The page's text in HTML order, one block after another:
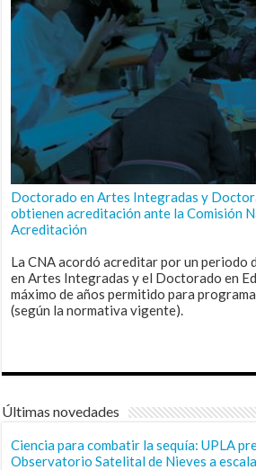
Doctorado en Artes Integradas y
obtienen acreditación ante la Comisión
Acreditación
La CNA acordó acreditar por un periodo
en Artes Integradas y el Doctorado en
máximo de años permitido para
(según la normativa vigente).
Últimas novedades
Ciencia para combatir la sequía: UPLA
Observatorio Satelital de Nieves a